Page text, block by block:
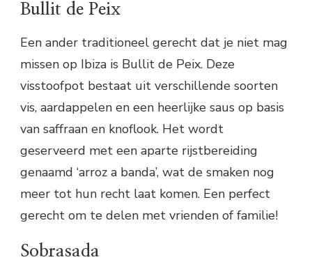
Bullit de Peix
Een ander traditioneel gerecht dat je niet mag
missen op Ibiza is Bullit de Peix. Deze
visstoofpot bestaat uit verschillende soorten
vis, aardappelen en een heerlijke saus op basis
van saffraan en knoflook. Het wordt
geserveerd met een aparte rijstbereiding
genaamd ‘arroz a banda’, wat de smaken nog
meer tot hun recht laat komen. Een perfect
gerecht om te delen met vrienden of familie!
Sobrasada